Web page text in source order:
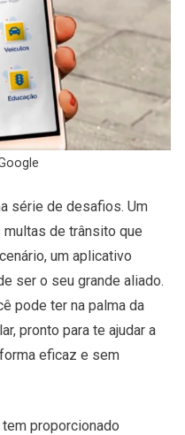
série de desafios. Um
de trânsito que
um aplicativo
ser o seu grande aliado.
pode ter na palma da
pronto para te ajudar a
eficaz e sem
proporcionado